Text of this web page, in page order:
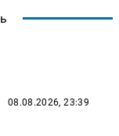
08.08.2026, 23:39